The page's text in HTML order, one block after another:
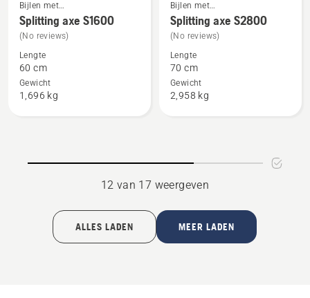
Bekijk
meer
details
over
Splitting
axe
Bijlen met
composiethandgreep
Splitting axe S1600
(No reviews)
Lengte
60 cm
Gewicht
1,696 kg
Bekijk
meer
details
over
Splitting
axe
Bijlen met
composiethandgreep
Splitting axe S2800
(No reviews)
Lengte
70 cm
Gewicht
2,958 kg
12 van 17 weergeven
ALLES LADEN MEER LADEN